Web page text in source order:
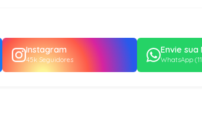
Instagram
45k Seguidores
Envie sua
WhatsApp